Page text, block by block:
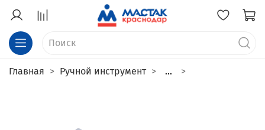
Главная Ручной инструмент ...